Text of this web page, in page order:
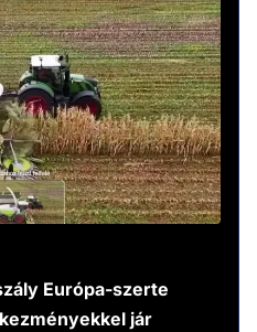
Európa-szerte
jár